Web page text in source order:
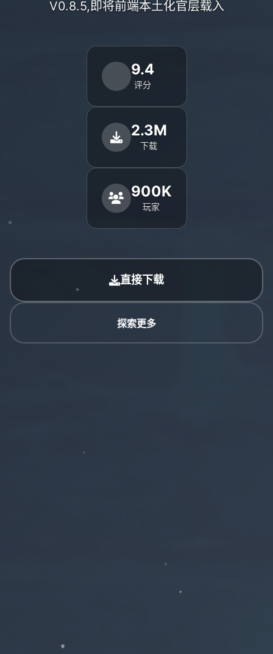
V0.8.5,即将前端本土化官层载入
9.4
评分
2.3M
下载
900K
玩家
直接下载
探索更多